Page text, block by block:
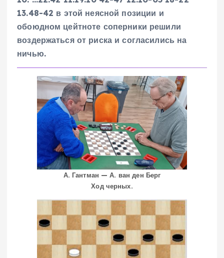
13.48-42 в этой неясной позиции и
обоюдном цейтноте соперники решили
воздержаться от риска и согласились на
ничью.
А. Гантман — А. ван ден Берг
Ход черных.